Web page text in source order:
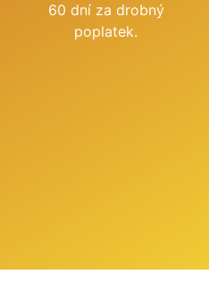
60 dní za drobný
poplatek.